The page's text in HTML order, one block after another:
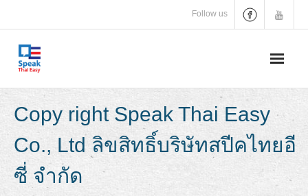
content
Follow us
Copy right Speak Thai Easy
Co., Ltd ลิขสิทธิ์บริษัทสปีคไทยอี
ซี่ จำกัด